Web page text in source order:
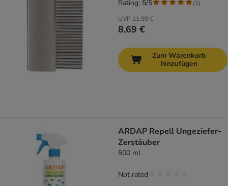
UVP 11,99 €
8,69 €
Rating: 5/5 (1)
Zum Warenkorb
hinzufügen
ARDAP Repell Ungeziefer-
Zerstäuber
500 ml
Not rated